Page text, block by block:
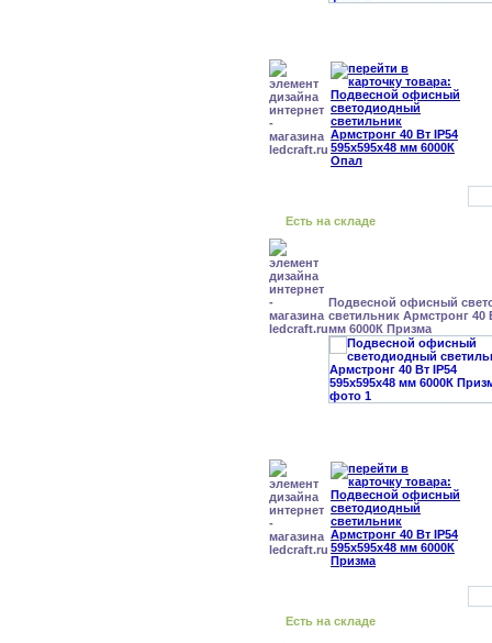
Есть на складе
Подвесной офисный
светильник Армстронг 40
мм 6000К Призма
Есть на складе